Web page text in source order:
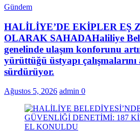
Gündem
HALİLİYE’DE EKİPLER EŞ
OLARAK SAHADAHaliliye
genelinde ulaşım konforunu
yürüttüğü üstyapı çalışmalarını
sürdürüyor.
Ağustos 5, 2026 admin 0